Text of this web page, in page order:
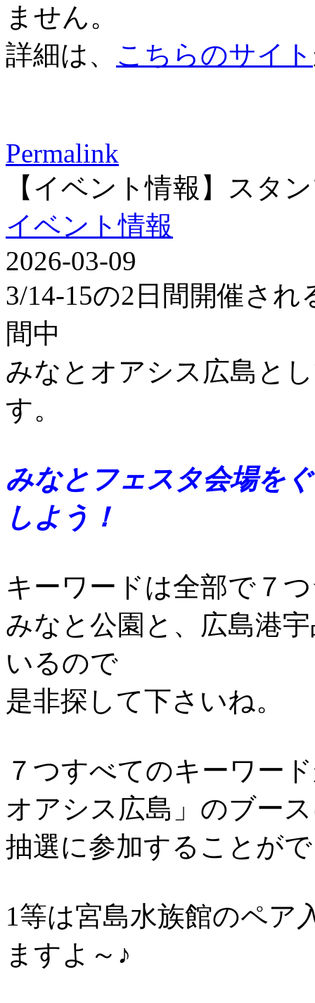
ません。
詳細は、 こちらのサイト
Permalink
【イベント情報】スタ
イベント情報
2026-03-09
3/14-15の2日間開催さ
間中
みなとオアシス広島と
す。
みなとフェスタ会場を
しよう！
キーワードは全部
みなと公園と、広島港
いるので
是非探して下さいね。
７つすべてのキーワー
オアシス広島」のブー
抽選に参加することが
1等は宮島水族館のペア
ますよ～♪